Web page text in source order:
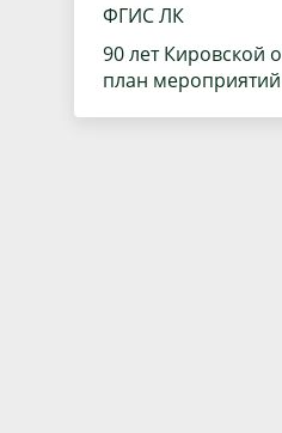
ФГИС ЛК
90 лет Кировской
план мероприятий